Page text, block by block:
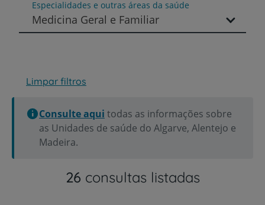
Especialidades e outras áreas da saúde
Medicina Geral e Familiar
Limpar filtros
Consulte aqui todas as informações sobre
as Unidades de saúde do Algarve, Alentejo e
Madeira.
26 consultas listadas